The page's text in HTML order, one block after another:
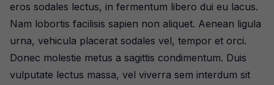
eros sodales lectus, in fermentum libero dui eu lacus.
Nam lobortis facilisis sapien non aliquet. Aenean ligula
urna, vehicula placerat sodales vel, tempor et orci.
Donec molestie metus a sagittis condimentum. Duis
vulputate lectus massa, vel viverra sem interdum sit